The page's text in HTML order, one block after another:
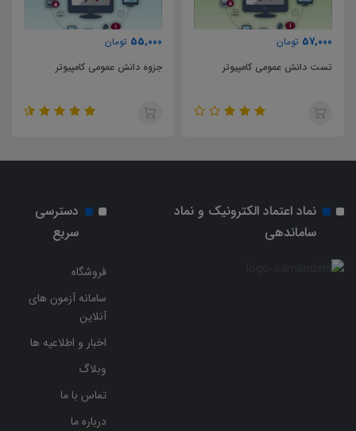
55,000 تومان
جزوه دانش عمومی کامپیوتر
57,000 تومان
تست طراحی معماری
نماد اعتماد الکترونیک و نماد
ساماندهی
دسترسی
سریع
فروشگاه
سامانه آزمون های
آنلاین
اخبار و اطلاعیه ها
وبلاگ
تماس با ما
درباره ما